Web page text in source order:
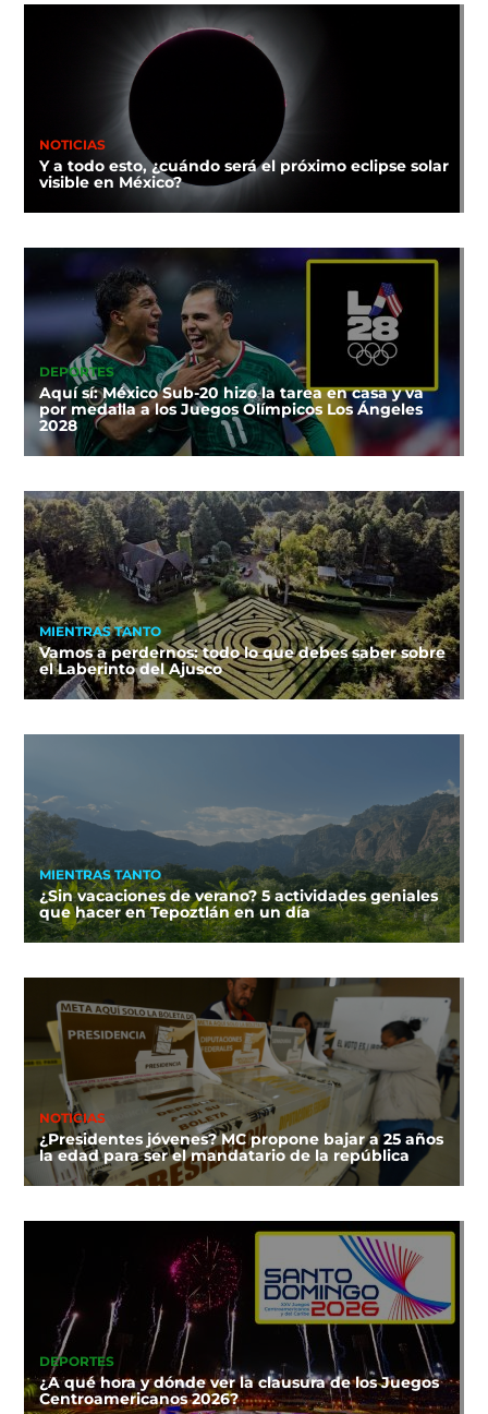
NOTICIAS
Y a todo esto, ¿cuándo será el próximo eclipse solar
visible en México?
DEPORTES
Aquí sí: México Sub-20 hizo la tarea en casa y va
por medalla a los Juegos Olímpicos Los Ángeles
2028
MIENTRAS TANTO
Vamos a perdernos: todo lo que debes saber sobre
el Laberinto del Ajusco
MIENTRAS TANTO
¿Sin vacaciones de verano? 5 actividades geniales
que hacer en Tepoztlán en un día
NOTICIAS
¿Presidentes jóvenes? MC propone bajar a 25 años
la edad para ser el mandatario de la república
DEPORTES
¿A qué hora y dónde ver la clausura de los Juegos
Centroamericanos 2026?